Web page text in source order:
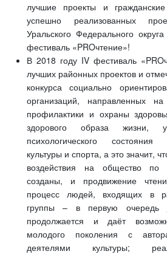
лучшие проекты и
успешно реализованных
Уральского Федерального
фестиваль «PROчтение»!
В 2018 году IV фестиваль
лучших районных проектов и
конкурса социально
организаций, направленных
профилактики и охраны
здорового образа жизни,
психологического
культуры и спорта, а это значит,
воздействия на общество по
созданы, и продвижение
процесс людей, входящих в
группы – в первую
продолжается и даёт
молодого поколения с
деятелями культуры;